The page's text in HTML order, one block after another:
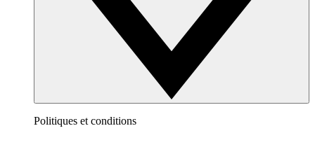
Politiques et conditions